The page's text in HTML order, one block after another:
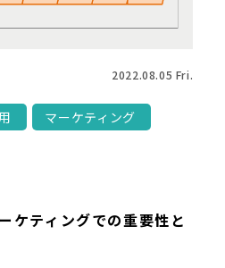
2022.08.05 Fri.
マーケティング
ケティングでの重要性と